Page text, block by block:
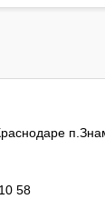
58